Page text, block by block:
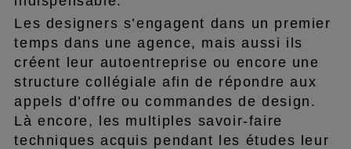
Les designers s’engagent dans un premier
temps dans une agence, mais aussi ils
créent leur autoentreprise ou encore une
structure collégiale afin de répondre aux
appels d’offre ou commandes de design.
Là encore, les multiples savoir-faire
techniques acquis pendant les études leur